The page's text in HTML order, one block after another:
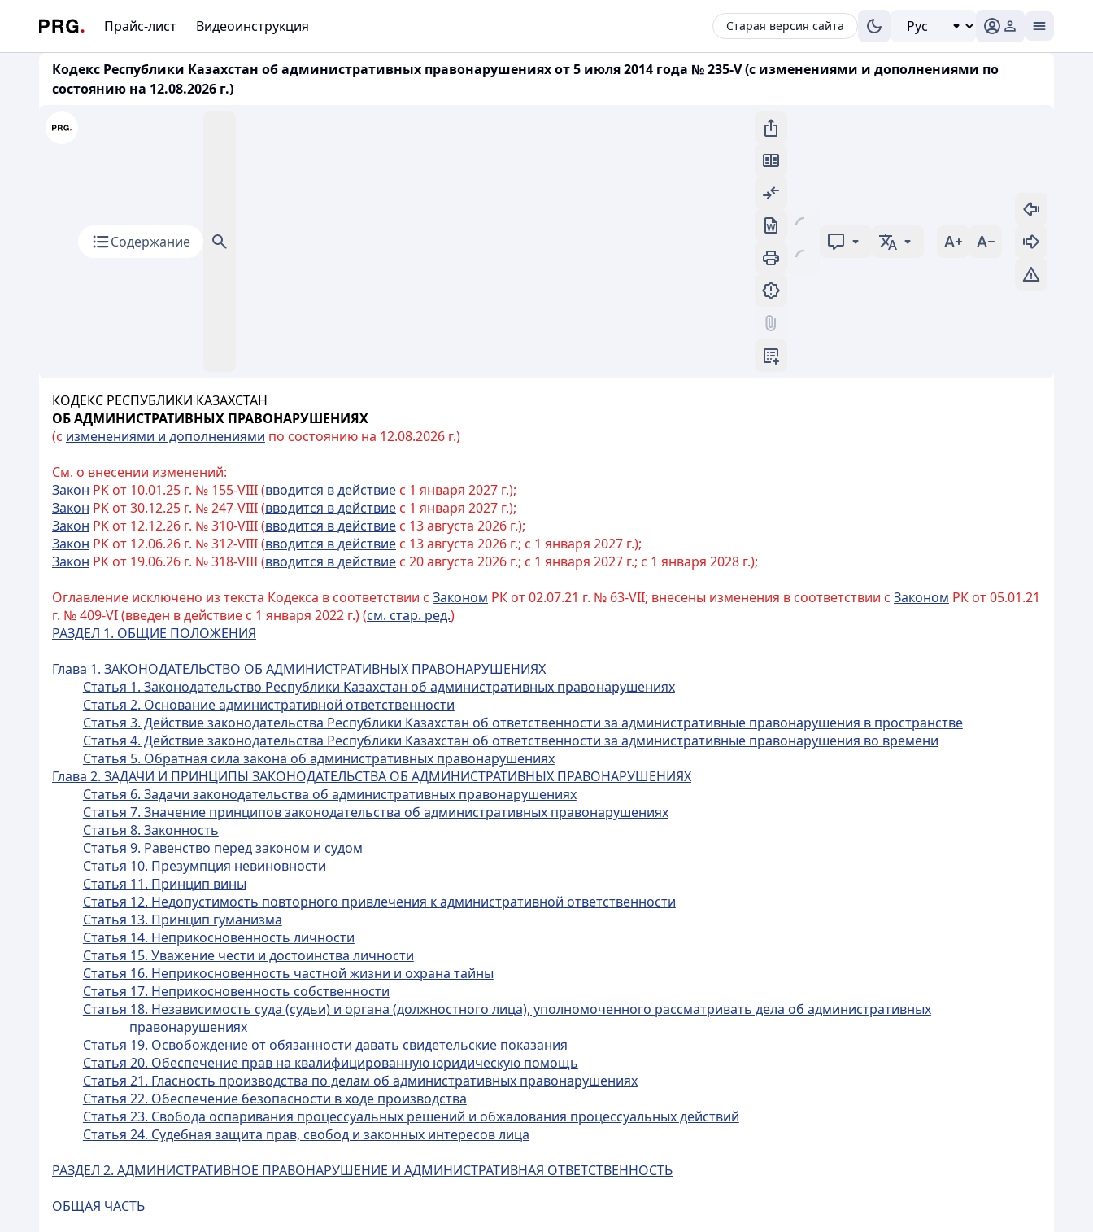
Прайс-лист Видеоинструкция Старая версия сайта
Кодекс Республики Казахстан об административных правонарушениях от 5 июля 2014 года № 235-V (с изменениями и дополнениями по
состоянию на 12.08.2026 г.)
Содержание
КОДЕКС РЕСПУБЛИКИ КАЗАХСТАН
ОБ АДМИНИСТРАТИВНЫХ ПРАВОНАРУШЕНИЯХ
(с изменениями и дополнениями по состоянию на 12.08.2026 г.)
См. о внесении изменений:
Закон РК от 10.01.25 г. № 155-VIII (вводится в действие с 1 января 2027 г.);
Закон РК от 30.12.25 г. № 247-VIII (вводится в действие с 1 января 2027 г.);
Закон РК от 12.12.26 г. № 310-VIII (вводится в действие с 13 августа 2026 г.);
Закон РК от 12.06.26 г. № 312-VIII (вводится в действие с 13 августа 2026 г.; с 1 января 2027 г.);
Закон РК от 19.06.26 г. № 318-VIII (вводится в действие с 20 августа 2026 г.; с 1 января 2027 г.; с 1 января 2028 г.);
Оглавление исключено из текста Кодекса в соответствии с Законом РК от 02.07.21 г. № 63-VII; внесены изменения в соответствии с Законом РК от 05.01.21
г. № 409-VI (введен в действие с 1 января 2022 г.) (см. стар. ред.)
РАЗДЕЛ 1. ОБЩИЕ ПОЛОЖЕНИЯ
Глава 1. ЗАКОНОДАТЕЛЬСТВО ОБ АДМИНИСТРАТИВНЫХ ПРАВОНАРУШЕНИЯХ
Статья 1. Законодательство Республики Казахстан об административных правонарушениях
Статья 2. Основание административной ответственности
Статья 3. Действие законодательства Республики Казахстан об ответственности за административные правонарушения в пространстве
Статья 4. Действие законодательства Республики Казахстан об ответственности за административные правонарушения во времени
Статья 5. Обратная сила закона об административных правонарушениях
Глава 2. ЗАДАЧИ И ПРИНЦИПЫ ЗАКОНОДАТЕЛЬСТВА ОБ АДМИНИСТРАТИВНЫХ ПРАВОНАРУШЕНИЯХ
Статья 6. Задачи законодательства об административных правонарушениях
Статья 7. Значение принципов законодательства об административных правонарушениях
Статья 8. Законность
Статья 9. Равенство перед законом и судом
Статья 10. Презумпция невиновности
Статья 11. Принцип вины
Статья 12. Недопустимость повторного привлечения к административной ответственности
Статья 13. Принцип гуманизма
Статья 14. Неприкосновенность личности
Статья 15. Уважение чести и достоинства личности
Статья 16. Неприкосновенность частной жизни и охрана тайны
Статья 17. Неприкосновенность собственности
Статья 18. Независимость суда (судьи) и органа (должностного лица), уполномоченного рассматривать дела об административных
правонарушениях
Статья 19. Освобождение от обязанности давать свидетельские показания
Статья 20. Обеспечение прав на квалифицированную юридическую помощь
Статья 21. Гласность производства по делам об административных правонарушениях
Статья 22. Обеспечение безопасности в ходе производства
Статья 23. Свобода оспаривания процессуальных решений и обжалования процессуальных действий
Статья 24. Судебная защита прав, свобод и законных интересов лица
РАЗДЕЛ 2. АДМИНИСТРАТИВНОЕ ПРАВОНАРУШЕНИЕ И АДМИНИСТРАТИВНАЯ ОТВЕТСТВЕННОСТЬ
ОБЩАЯ ЧАСТЬ